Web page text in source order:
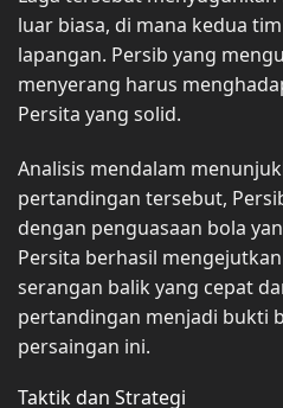
luar biasa, di mana kedua
lapangan. Persib yang
menyerang harus
Persita yang solid.
Analisis mendalam
pertandingan tersebut,
dengan penguasaan bola
Persita berhasil
serangan balik yang cepat
pertandingan menjadi bukti
persaingan ini.
Taktik dan Strategi